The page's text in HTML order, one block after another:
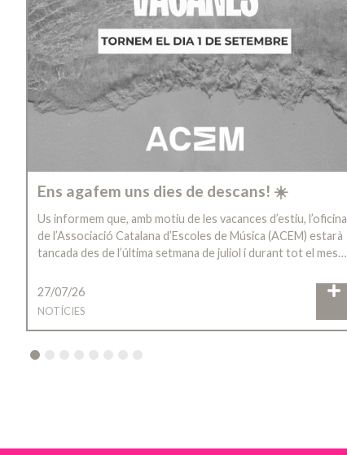
Ens agafem uns dies de descans! ☀️
Us informem que, amb motiu de les vacances d’estiu, l’oficina
de l’Associació Catalana d’Escoles de Música (ACEM) estarà
tancada des de l’última setmana de juliol i durant tot el mes…
27/07/26
NOTÍCIES
4 5 6 7 8